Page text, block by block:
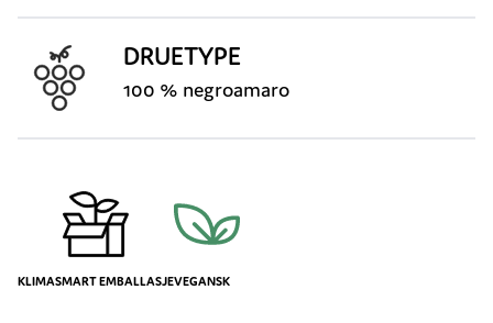
DRUETYPE
100 % negroamaro
KLIMASMART EMBALLASJEVEGANSK